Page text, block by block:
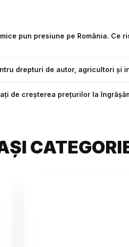
pun presiune pe România. Ce
drepturi de autor, agricultori și
de creșterea prețurilor la